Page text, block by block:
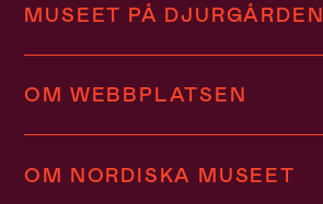
MUSEET PÅ DJURGÅRDEN
OM WEBBPLATSEN
OM NORDISKA MUSEET